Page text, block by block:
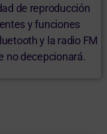
de reproducción
y funciones
y la radio FM
no decepcionará.